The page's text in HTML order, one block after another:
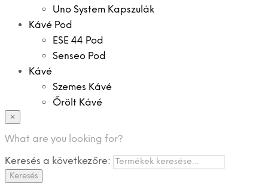
Uno System Kapszulák
Kávé Pod
ESE 44 Pod
Senseo Pod
Kávé
Szemes Kávé
Őrölt Kávé
Instant Kávé
Zacskó Tea
Tartozékok
×
What are you looking for?
Keresés a következőre:
Keresés